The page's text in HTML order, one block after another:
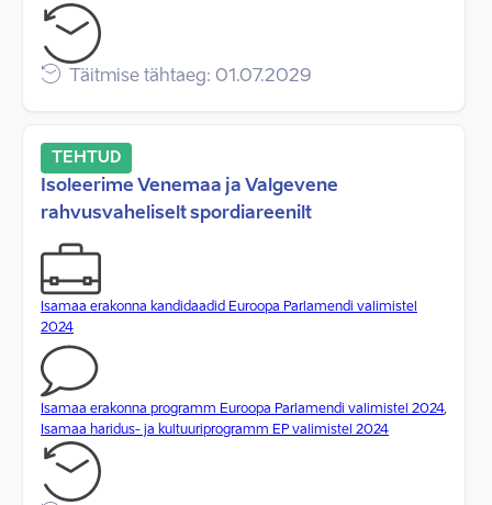
Täitmise tähtaeg: 01.07.2029
TEHTUD
Isoleerime Venemaa ja Valgevene
rahvusvaheliselt spordiareenilt
Isamaa erakonna kandidaadid Euroopa Parlamendi valimistel
2024
Isamaa erakonna programm Euroopa Parlamendi valimistel 2024,
Isamaa haridus- ja kultuuriprogramm EP valimistel 2024